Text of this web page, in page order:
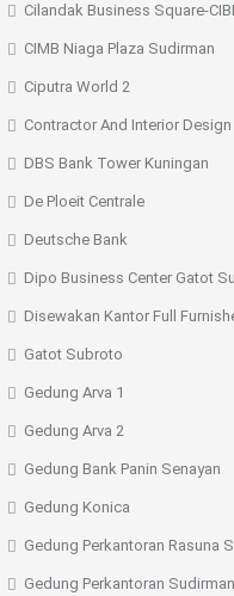
Cilandak Business Square-
CIMB Niaga Plaza Sudirman
Ciputra World 2
Contractor And Interior Design
DBS Bank Tower Kuningan
De Ploeit Centrale
Deutsche Bank
Dipo Business Center Gatot
Disewakan Kantor Full
Gatot Subroto
Gedung Arva 1
Gedung Arva 2
Gedung Bank Panin Senayan
Gedung Konica
Gedung Perkantoran Rasuna
Gedung Perkantoran Sudirman